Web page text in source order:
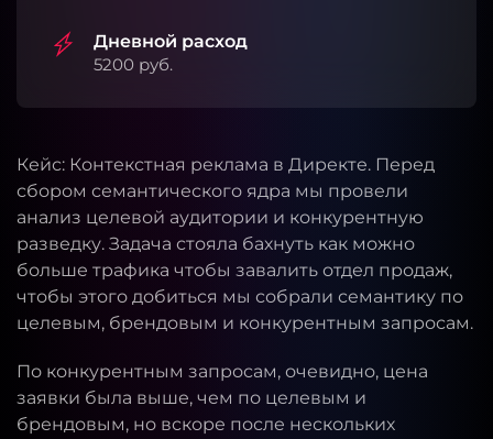
Дневной расход
5200 руб.
Кейс: Контекстная реклама в Директе. Перед
сбором семантического ядра мы провели
анализ целевой аудитории и конкурентную
разведку. Задача стояла бахнуть как можно
больше трафика чтобы завалить отдел продаж,
чтобы этого добиться мы собрали семантику по
целевым, брендовым и конкурентным запросам.
По конкурентным запросам, очевидно, цена
заявки была выше, чем по целевым и
брендовым, но вскоре после нескольких